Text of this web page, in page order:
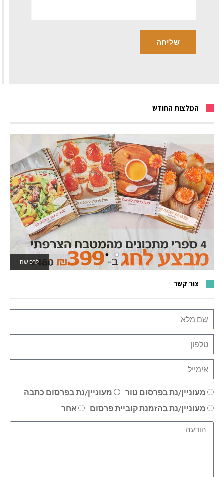
המלצות החודש
לרכישה
לאתר המשחקים
צור קשר
מעוניין/נת בפרסום טור
מעוניין/נת בפרסום כתבה
מעוניין/נת בהזמנת קוביית פרסום
אחר